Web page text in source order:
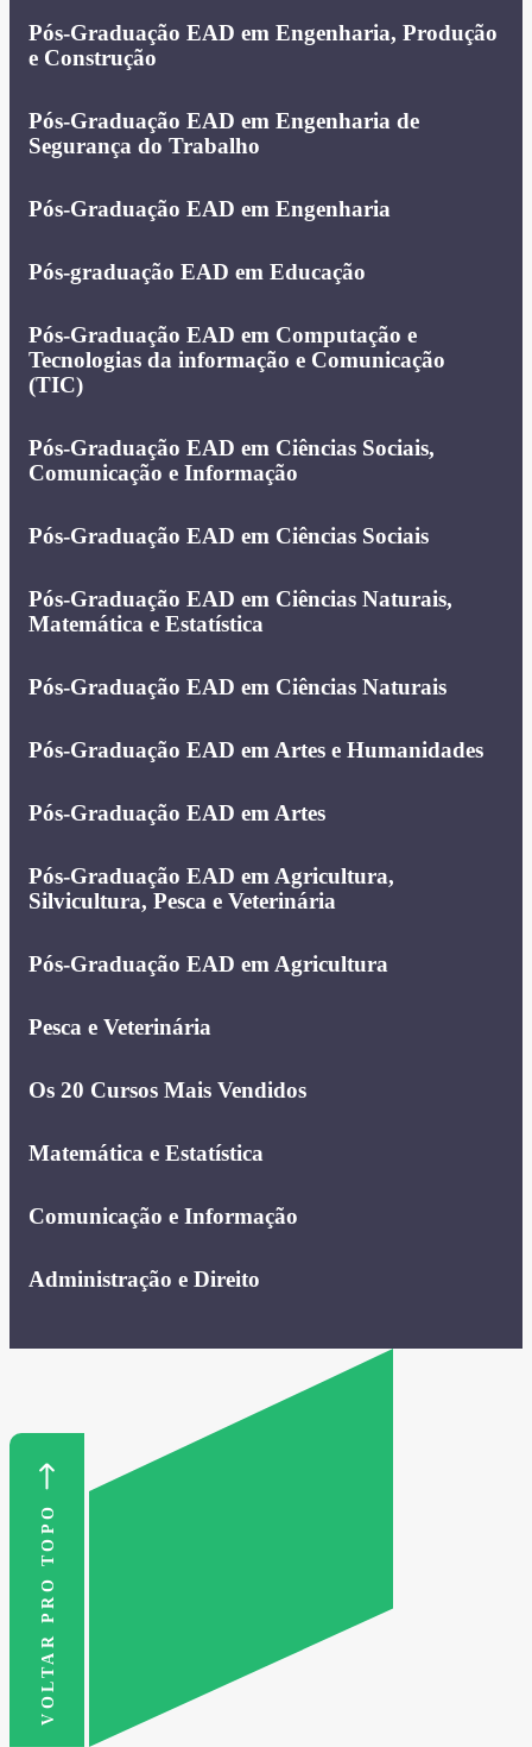
Pós-Graduação EAD em Engenharia, Produção
e Construção
Pós-Graduação EAD em Engenharia de
Segurança do Trabalho
Pós-Graduação EAD em Engenharia
Pós-graduação EAD em Educação
Pós-Graduação EAD em Computação e
Tecnologias da informação e Comunicação
(TIC)
Pós-Graduação EAD em Ciências Sociais,
Comunicação e Informação
Pós-Graduação EAD em Ciências Sociais
Pós-Graduação EAD em Ciências Naturais,
Matemática e Estatística
Pós-Graduação EAD em Ciências Naturais
Pós-Graduação EAD em Artes e Humanidades
Pós-Graduação EAD em Artes
Pós-Graduação EAD em Agricultura,
Silvicultura, Pesca e Veterinária
Pós-Graduação EAD em Agricultura
Pesca e Veterinária
Os 20 Cursos Mais Vendidos
Matemática e Estatística
Comunicação e Informação
Administração e Direito
VOLTAR PRO TOPO